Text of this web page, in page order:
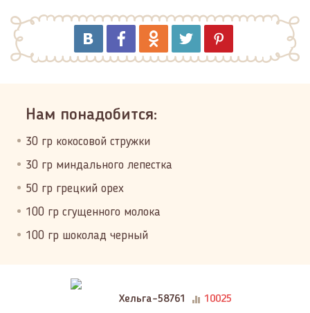
Нам понадобится:
30 гр кокосовой стружки
30 гр миндального лепестка
50 гр грецкий орех
100 гр сгущенного молока
100 гр шоколад черный
Хельга-58761 10025